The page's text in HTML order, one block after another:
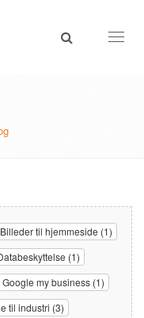
Billeder til hjemmeside (1)
(1)
Google my business (1)
til industri (3)